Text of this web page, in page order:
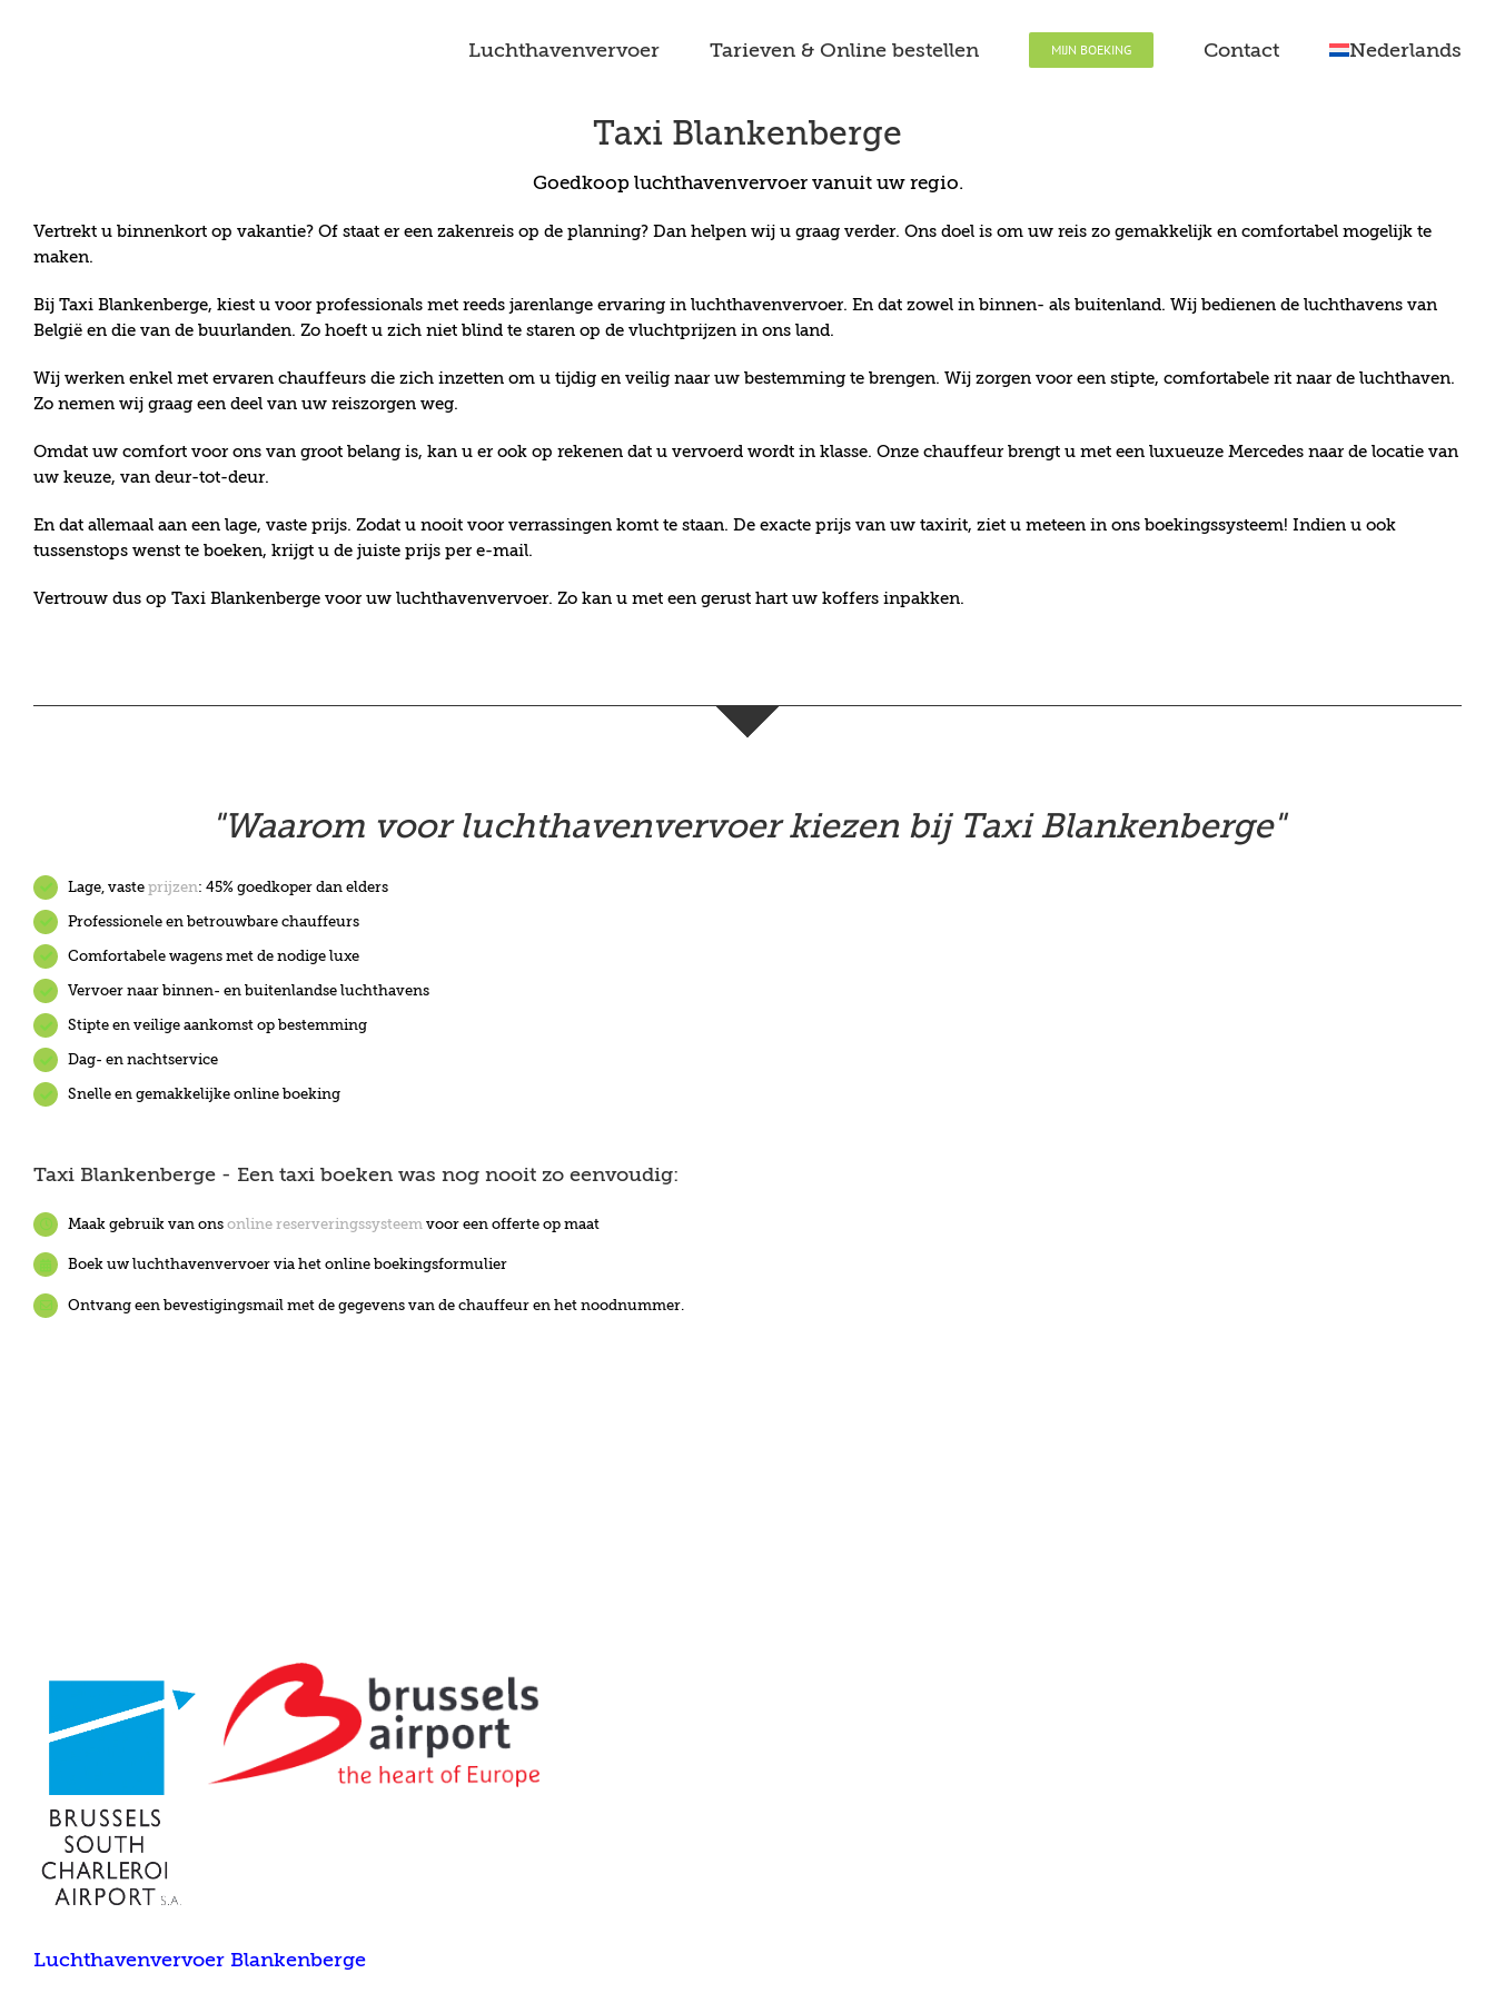
Luchthavenvervoer Tarieven & Online bestellen MIJN BOEKING Contact Nederlands
Taxi Blankenberge
Goedkoop luchthavenvervoervanuit uw regio.
Vertrekt u binnenkort op vakantie? Of staat er een zakenreis op de planning? Dan helpen wij u graag verder. Ons doel is om uw reis zo gemakkelijk en comfortabel mogelijk te
maken.
Bij Taxi Blankenberge, kiest u voor professionals met reeds jarenlange ervaring in luchthavenvervoer. En dat zowel in binnen- als buitenland. Wij bedienen de luchthavens van
België en die van de buurlanden. Zo hoeft u zich niet blind te staren op de vluchtprijzen in ons land.
Wij werken enkel met ervaren chauffeurs die zich inzetten om u tijdig en veilig naar uw bestemming te brengen. Wij zorgen voor een stipte, comfortabele rit naar de luchthaven.
Zo nemen wij graag een deel van uw reiszorgen weg.
Omdat uw comfort voor ons van groot belang is, kan u er ook op rekenen dat u vervoerd wordt in klasse. Onze chauffeur brengt u met een luxueuze Mercedes naar de locatie van
uw keuze, van deur-tot-deur.
En dat allemaal aan een lage, vaste prijs. Zodat u nooit voor verrassingen komt te staan. De exacte prijs van uw taxirit, ziet u meteen in ons boekingssysteem! Indien u ook
tussenstops wenst te boeken, krijgt u de juiste prijs per e-mail.
Vertrouw dus op Taxi Blankenberge voor uw luchthavenvervoer. Zo kan u met een gerust hart uw koffers inpakken.
"Waarom voor luchthavenvervoer kiezen bij Taxi Blankenberge"
Lage, vasteprijzen: 45% goedkoper dan elders
Professionele en betrouwbare chauffeurs
Comfortabele wagens met de nodige luxe
Vervoer naar binnen- en buitenlandse luchthavens
Stipte en veilige aankomst op bestemming
Dag- en nachtservice
Snelle en gemakkelijke online boeking
Taxi Blankenberge - Een taxi boeken was nog nooit zo eenvoudig:
Maak gebruik van onsonline reserveringssysteem voor een offerte op maat
Boek uw luchthavenvervoer via het online boekingsformulier
Ontvang een bevestigingsmail met de gegevens van de chauffeur en het noodnummer.
Luchthavenvervoer Blankenberge